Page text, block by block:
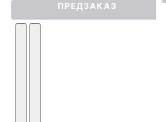
ПРЕДЗАКАЗ